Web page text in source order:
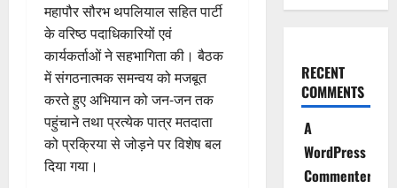
महापौर सौरभ थपलियाल सहित पार्टी
के वरिष्ठ पदाधिकारियों एवं
कार्यकर्ताओं ने सहभागिता की। बैठक
में संगठनात्मक समन्वय को मजबूत
करते हुए अभियान को जन-जन तक
पहुंचाने तथा प्रत्येक पात्र मतदाता
को प्रक्रिया से जोड़ने पर विशेष बल
दिया गया।
RECENT
COMMENTS
A
WordPress
Commenter